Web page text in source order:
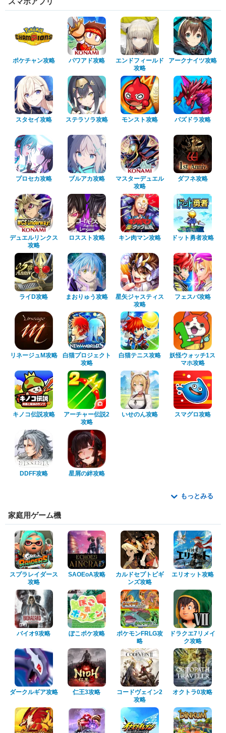
ポケチャン攻略 パワアド攻略
エンドフィールド
攻略
アークナイツ攻略
スタセイ攻略 ステラソラ攻略 モンスト攻略 パズドラ攻略
プロセカ攻略 ブルアカ攻略
マスターデュエル
攻略
ダフネ攻略
デュエルリンクス
攻略
ロススト攻略 キン肉マン攻略 ドット勇者攻略
ライD攻略 まおりゅう攻略
星矢ジャスティス
攻略
フェスバ攻略
リネージュM攻略
白猫プロジェクト
攻略
白猫テニス攻略
妖怪ウォッチ1ス
マホ攻略
キノコ伝説攻略
アーチャー伝説2
攻略
いせのん攻略 スマグロ攻略
DDFF攻略 星屑の絆攻略
もっとみる
家庭用ゲーム機
スプラレイダース
攻略
SAOEoA攻略
カルドセプトビギ
ンズ攻略
エリオット攻略
バイオ9攻略 ぽこポケ攻略
ポケモンFRLG攻
略
ドラクエ7リメイ
ク攻略
ダークルギア攻略 仁王3攻略
コードヴェイン2
攻略
オクトラ0攻略